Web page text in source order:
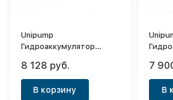
Unipump
Гидроаккумулятор
(мембрана EPDM)
8 128 руб.
В корзину
7
В